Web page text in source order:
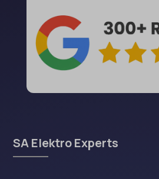
SA Elektro Experts